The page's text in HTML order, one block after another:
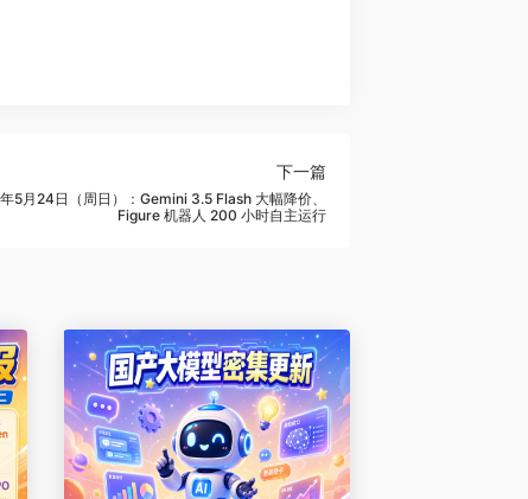
下一篇
5月24日（周日）：Gemini 3.5 Flash 大幅降价、
Figure 机器人 200 小时自主运行